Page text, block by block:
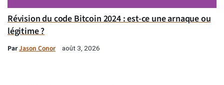
Révision du code Bitcoin 2024 : est-ce une arnaque ou
légitime ?
ParJason Conor août 3, 2026